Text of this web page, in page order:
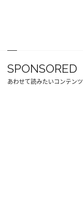
SPONSORED
あわせて読みたいコンテンツ